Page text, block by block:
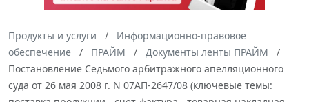
Продукты и услуги
Информационно-правовое
обеспечение
ПРАЙМ
Документы ленты ПРАЙМ
Постановление Седьмого арбитражного апелляционного
суда от 26 мая 2008 г. N 07АП-2647/08 (ключевые темы: